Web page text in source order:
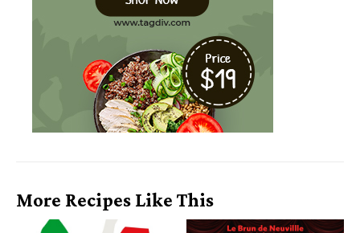
More Recipes Like This